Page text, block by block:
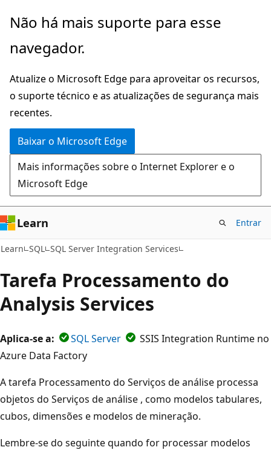
Pular
o
principal
Não há mais suporte para esse
navegador.
Atualize o Microsoft Edge para aproveitar os recursos,
o suporte técnico e as atualizações de segurança mais
recentes.
Baixar o Microsoft Edge
Mais informações sobre o Internet Explorer e o
Microsoft Edge
Learn Entrar
Learn SQL SQL Server Integration Services
Tarefa Processamento do
Analysis Services
Aplica-se a: SQL Server
SSIS Integration Runtime no
Azure Data Factory
A tarefa Processamento do Serviços de análise processa
objetos do Serviços de análise , como modelos tabulares,
cubos, dimensões e modelos de mineração.
Lembre-se do seguinte quando for processar modelos